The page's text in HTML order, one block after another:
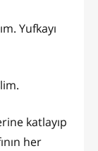
Yufkayı
katlayıp
her